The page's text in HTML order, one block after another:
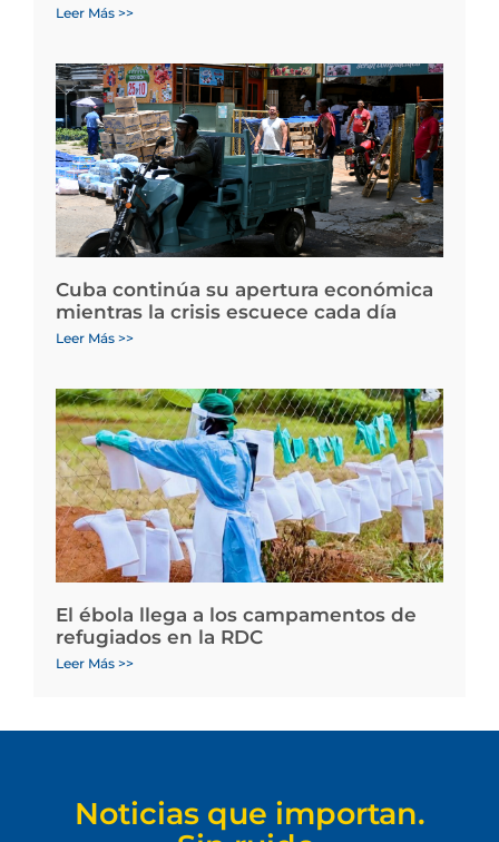
Leer Más >>
Cuba continúa su apertura económica
mientras la crisis escuece cada día
Leer Más >>
El ébola llega a los campamentos de
refugiados en la RDC
Leer Más >>
Noticias que importan.